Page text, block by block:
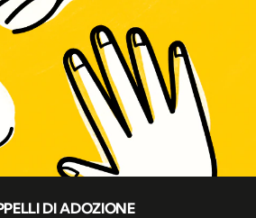
DI ADOZIONE